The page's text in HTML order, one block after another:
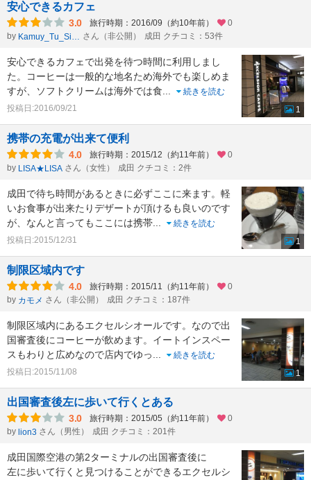
安心できるカフェ
3.0 旅行時期：2016/09（約10年前）
0
by
Kamuy_Tu_Sinta さん（非公開） 成田 クチコミ：53件
安心できるカフェで出発を待つ時間に利用しまし
た。コーヒーは一般的な地名ため海外でも楽しめま
すが、ソフトクリームは海外では食...
続きを読む
投稿日:2016/09/21
1
携帯の充電が出来て便利
4.0 旅行時期：2015/12（約11年前）
0
by LISA★LISA さん（女性） 成田 クチコミ：2件
成田で待ち時間があるときに必ずここに来ます。軽
いお食事が出来たりデザートが頂けるも良いのです
が、なんと言ってもここには携帯...
続きを読む
投稿日:2015/12/31
1
制限区域内です
4.0 旅行時期：2015/11（約11年前）
0
by カモメ さん（非公開） 成田 クチコミ：187件
制限区域内にあるエクセルシオールです。なので出
国審査後にコーヒーが飲めます。イートインスペー
スもわりと広めなので店内でゆっ...
続きを読む
投稿日:2015/11/08
1
出国審査後左に歩いて行くとある
3.0 旅行時期：2015/05（約11年前）
0
by lion3 さん（男性） 成田 クチコミ：201件
成田国際空港の第2ターミナルの出国審査後に
左に歩いて行くと見つけることができるエクセルシ